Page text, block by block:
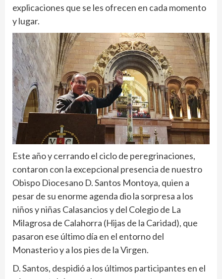
explicaciones que se les ofrecen en cada momento
y lugar.
Este año y cerrando el ciclo de peregrinaciones,
contaron con la excepcional presencia de nuestro
Obispo Diocesano D. Santos Montoya, quien a
pesar de su enorme agenda dio la sorpresa a los
niños y niñas Calasancios y del Colegio de La
Milagrosa de Calahorra (Hijas de la Caridad), que
pasaron ese último día en el entorno del
Monasterio y a los pies de la Virgen.
D. Santos, despidió a los últimos participantes en el